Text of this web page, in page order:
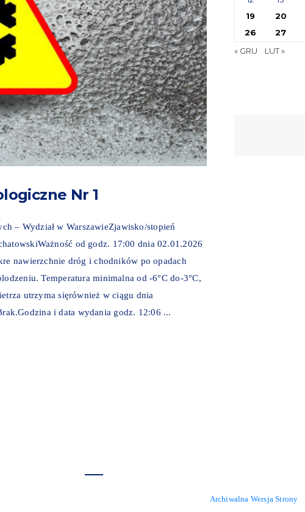
Nr 1
– Wydział w WarszawieZjawisko/stopień
od godz. 17:00 dnia 02.01.2026
nawierzchnie dróg i chodników po opadach
Temperatura minimalna od -6°C do-3°C,
utrzyma sięrównież w ciągu dnia
i data wydania godz. 12:06 ...
19
20
26
27
« GRU
LUT »
Zelów © 2020 Archiwalna Wersja Strony